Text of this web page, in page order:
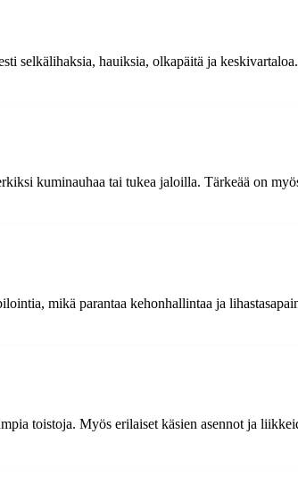
selkälihaksia, hauiksia, olkapäitä ja
kuminauhaa tai tukea jaloilla. Tärkeää on
mikä parantaa kehonhallintaa ja
toistoja. Myös erilaiset käsien asennot ja